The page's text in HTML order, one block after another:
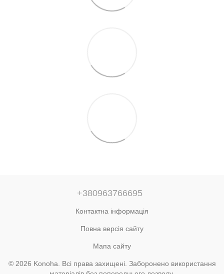
+380963766695
Контактна інформація
Повна версія сайту
Мапа сайту
© 2026 Konoha. Всі права захищені. Заборонено використання